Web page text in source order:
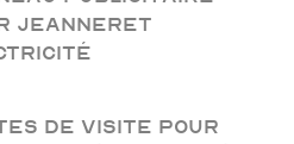
Jeanneret
de visite pour